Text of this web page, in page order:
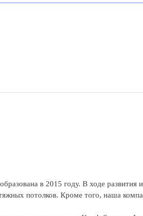
в 2015 году. В ходе развития
потолков. Кроме того, наша